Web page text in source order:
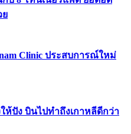
ย
Clinic ประสบการณ์ใหม่
ห้ปัง บินไปทำถึงเกาหลีดีกว่า